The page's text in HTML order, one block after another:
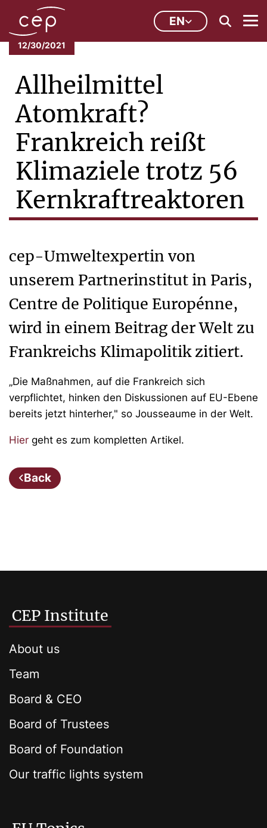
EN
12/30/2021
Allheilmittel
Atomkraft?
Frankreich reißt
Klimaziele trotz 56
Kernkraftreaktoren
cep-Umweltexpertin von
unserem Partnerinstitut in Paris,
Centre de Politique Europénne,
wird in einem Beitrag der Welt zu
Frankreichs Klimapolitik zitiert.
„Die Maßnahmen, auf die Frankreich sich
verpflichtet, hinken den Diskussionen auf EU-Ebene
bereits jetzt hinterher," so Jousseaume in der Welt.
Hier geht es zum kompletten Artikel.
Back
CEP Institute
About us
Team
Board & CEO
Board of Trustees
Board of Foundation
Our traffic lights system